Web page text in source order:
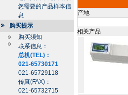
您需要的产品样本信
息
购买提示
购买须知
联系信息：
总机(TEL)：
021-65730171
021-65729118
传真(FAX)：
021-65732715
产地
相关产品